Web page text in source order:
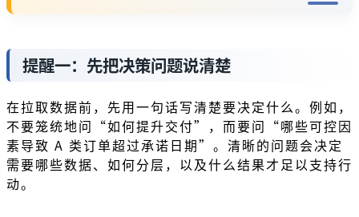
提醒一：先把决策问题说清楚
在拉取数据前，先用一句话写清楚要决定什么。例如，
不要笼统地问“如何提升交付”，而要问“哪些可控因
素导致 A 类订单超过承诺日期”。清晰的问题会决定
需要哪些数据、如何分层，以及什么结果才足以支持行
动。